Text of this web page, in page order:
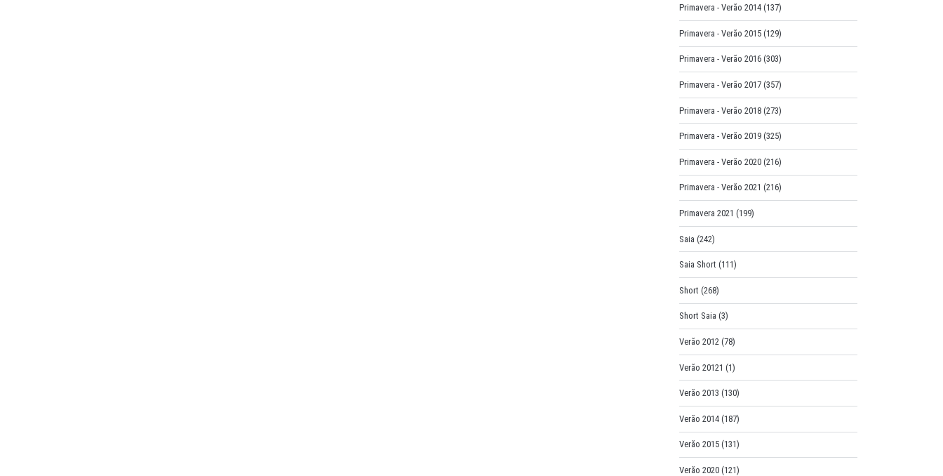
Primavera - Verão 2014 (137)
Primavera - Verão 2015 (129)
Primavera - Verão 2016 (303)
Primavera - Verão 2017 (357)
Primavera - Verão 2018 (273)
Primavera - Verão 2019 (325)
Primavera - Verão 2020 (216)
Primavera - Verão 2021 (216)
Primavera 2021 (199)
Saia (242)
Saia Short (111)
Short (268)
Short Saia (3)
Verão 2012 (78)
Verão 20121 (1)
Verão 2013 (130)
Verão 2014 (187)
Verão 2015 (131)
Verão 2020 (121)